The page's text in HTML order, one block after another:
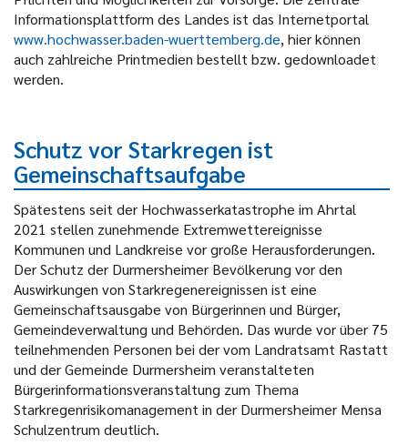
Informationsplattform des Landes ist das Internetportal
www.hochwasser.baden-wuerttemberg.de, hier können
auch zahlreiche Printmedien bestellt bzw. gedownloadet
werden.
Schutz vor Starkregen ist
Gemeinschaftsaufgabe
Spätestens seit der Hochwasserkatastrophe im Ahrtal
2021 stellen zunehmende Extremwettereignisse
Kommunen und Landkreise vor große Herausforderungen.
Der Schutz der Durmersheimer Bevölkerung vor den
Auswirkungen von Starkregenereignissen ist eine
Gemeinschaftsausgabe von Bürgerinnen und Bürger,
Gemeindeverwaltung und Behörden. Das wurde vor über 75
teilnehmenden Personen bei der vom Landratsamt Rastatt
und der Gemeinde Durmersheim veranstalteten
Bürgerinformationsveranstaltung zum Thema
Starkregenrisikomanagement in der Durmersheimer Mensa
Schulzentrum deutlich.